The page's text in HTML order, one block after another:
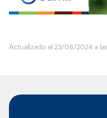
Podcasts
Actualizado el 23/08/2024 a